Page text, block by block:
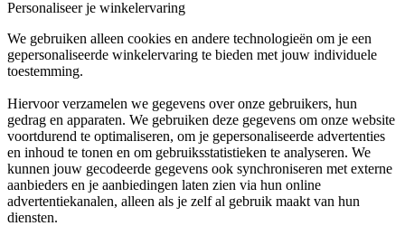
Personaliseer je winkelervaring
We gebruiken alleen cookies en andere technologieën om je een
gepersonaliseerde winkelervaring te bieden met jouw individuele
toestemming.
Hiervoor verzamelen we gegevens over onze gebruikers, hun
gedrag en apparaten. We gebruiken deze gegevens om onze website
voortdurend te optimaliseren, om je gepersonaliseerde advertenties
en inhoud te tonen en om gebruiksstatistieken te analyseren. We
kunnen jouw gecodeerde gegevens ook synchroniseren met externe
aanbieders en je aanbiedingen laten zien via hun online
advertentiekanalen, alleen als je zelf al gebruik maakt van hun
diensten.